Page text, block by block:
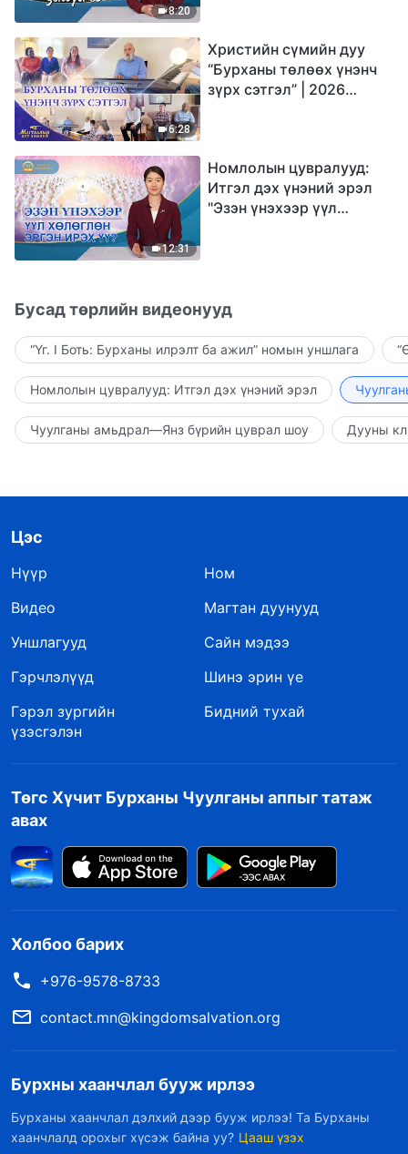
8:20
6:28
Христийн сүмийн дуу
“Бурханы төлөөх үнэнч
зүрх сэтгэл” | 2026
12:31
Номлолын цувралууд:
Итгэл дэх үнэний эрэл
"Эзэн үнэхээр үүл
Бусад төрлийн видеонууд
“Үг. I Боть: Бурханы илрэлт ба ажил” номын уншлага
Номлолын цувралууд: Итгэл дэх үнэний эрэл
Чуулганы амьдрал—Янз бүрийн цуврал шоу Дууны
Цэс
Нүүр
Ном
Видео
Магтан дуунууд
Уншлагууд
Сайн мэдээ
Гэрчлэлүүд
Шинэ эрин үе
Гэрэл зургийн
үзэсгэлэн
Бидний тухай
Төгс Хүчит Бурханы Чуулганы аппыг татаж
авах
Холбоо барих
+976-9578-8733
contact.mn@kingdomsalvation.org
Бурхны хаанчлал бууж ирлээ
Бурханы хаанчлал дэлхий дээр бууж ирлээ! Та Бурханы
хаанчлалд орохыг хүсэж байна уу? Цааш үзэх